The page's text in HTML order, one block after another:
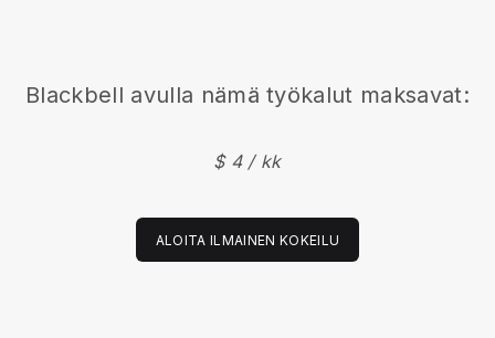
Blackbell avulla nämä työkalut maksavat:
$ 4 / kk
ALOITA ILMAINEN KOKEILU